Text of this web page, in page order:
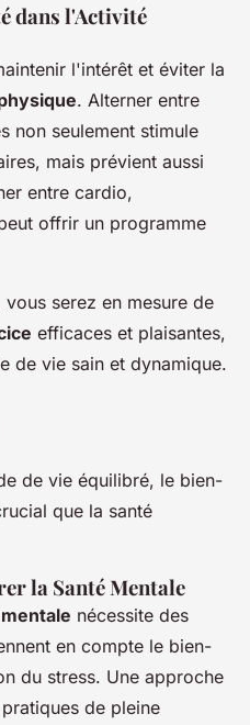
dans l'Activité
l'intérêt et éviter la
. Alterner entre
non seulement stimule
mais prévient aussi
entre cardio,
offrir un programme
serez en mesure de
efficaces et plaisantes,
de vie sain et dynamique.
de vie équilibré, le bien-
que la santé
la Santé Mentale
nécessite des
en compte le bien-
du stress. Une approche
de pleine